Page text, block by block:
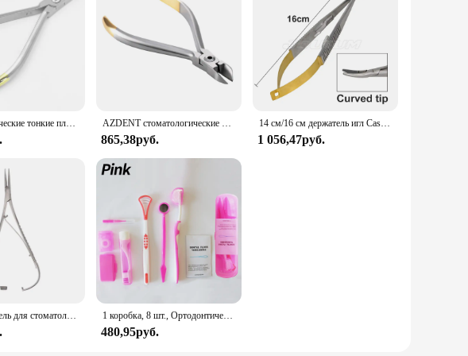
organized. Designed with a transparent case, it allows you to easily identify the
your items safe from dust and moisture, preserving their integrity and hygiene.
design make it easy to carry in your pocket or bag, ensuring your retainers
an essential accessory for orthodontic patients, vendors, and suppliers who value
are protected from daily wear and tear. The transparent case is easy to
It's a testament to the commitment to quality and user-friendly design that
Стоматологические тонкие плоскогубцы для резки проволоки, стоматологические щипцы, резак для проволоки из нержавеющей стали, Ортодонтические инструменты AZDENT стоматологические плоскогубцы для резки тонкой проволоки, стоматологические щипцы, резак для нити из нержавеющей стали, ортодонтические инструменты
865,38руб.
14 см/16 см держатель игл Castroviejo стоматологический ортодонтический имплантат стоматологических игл держатели стоматологического оборудования
1 056,47руб.
1 шт., держатель для стоматологических игл 1 коробка, 8 шт., Ортодонтические зубные щётки
480,95руб.